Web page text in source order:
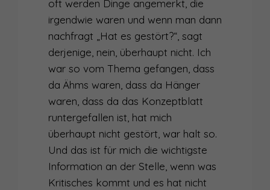
oft werden Dinge angemerkt, die
irgendwie waren und wenn man dann
nachfragt „Hat es gestört?“, sagt
derjenige, nein, überhaupt nicht. Ich
war so vom Thema gefangen, dass
da Ähms waren, dass da Hänger
waren, dass da das Konzeptblatt
runtergefallen ist, hat mich
überhaupt nicht gestört, war halt so.
Und das ist für mich die wichtigste
Information an der Stelle, wenn was
Kritisches kommt und es hat nicht